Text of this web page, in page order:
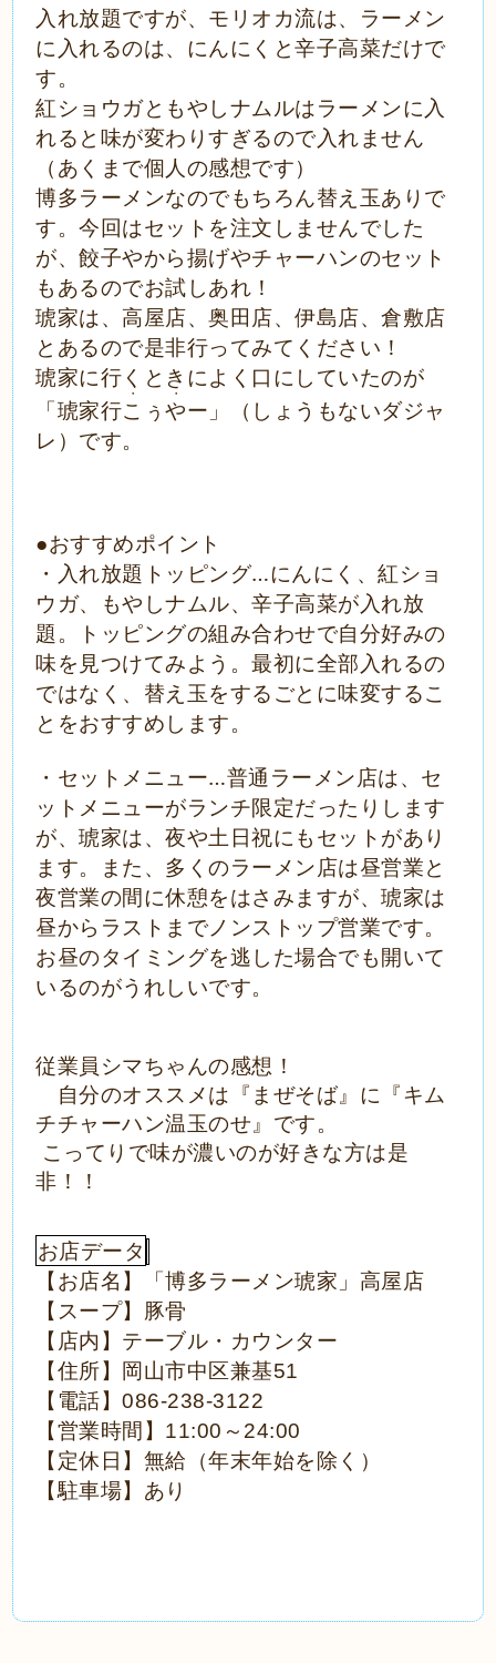
入れ放題ですが、モリオカ流は、ラーメン
に入れるのは、にんにくと辛子高菜だけで
す。
紅ショウガともやしナムルはラーメンに入
れると味が変わりすぎるので入れません
（あくまで個人の感想です）
博多ラーメンなのでもちろん替え玉ありで
す。今回はセットを注文しませんでした
が、餃子やから揚げやチャーハンのセット
もあるのでお試しあれ！
琥家は、高屋店、奥田店、伊島店、倉敷店
とあるので是非行ってみてください！
琥家に行くときによく口にしていたのが
「琥家行こ
●
ぅや
●
ー」（しょうもないダジャ
レ）です。
●おすすめポイント
・入れ放題トッピング…にんにく、紅ショ
ウガ、もやしナムル、辛子高菜が入れ放
題。トッピングの組み合わせで自分好みの
味を見つけてみよう。最初に全部入れるの
ではなく、替え玉をするごとに味変するこ
とをおすすめします。
・セットメニュー…普通ラーメン店は、セ
ットメニューがランチ限定だったりします
が、琥家は、夜や土日祝にもセットがあり
ます。また、多くのラーメン店は昼営業と
夜営業の間に休憩をはさみますが、琥家は
昼からラストまでノンストップ営業です。
お昼のタイミングを逃した場合でも開いて
いるのがうれしいです。
従業員シマちゃんの感想！
自分のオススメは『まぜそば』に『キム
チチャーハン温玉のせ』です。
こってりで味が濃いのが好きな方は是
非！！
お店データ
【お店名】「博多ラーメン琥家」高屋店
【スープ】豚骨
【店内】テーブル・カウンター
【住所】岡山市中区兼基51
【電話】086-238-3122
【営業時間】 11:00 ～ 24:00
【定休日】無給（年末年始を除く）
【駐車場】あり